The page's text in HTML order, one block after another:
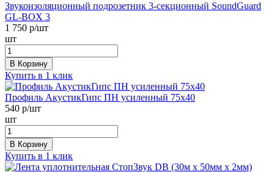
Звукоизоляционный подрозетник 3-секционный SoundGuard
GL-BOX 3
1 750 р/шт
шт
В Корзину
Купить в 1 клик
Профиль АкустикГипс ПН усиленный 75х40
540 р/шт
шт
В Корзину
Купить в 1 клик